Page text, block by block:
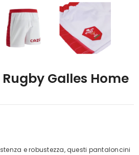
Galles Home
e robustezza, questi pantaloncini